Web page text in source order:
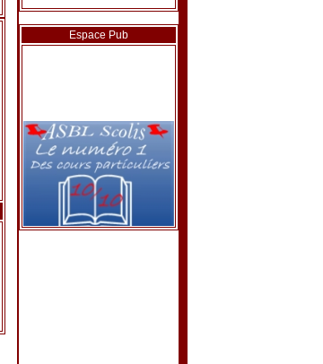
12/09/2009
Le site desWaMerest
officiellement lancé.
Espace Pub